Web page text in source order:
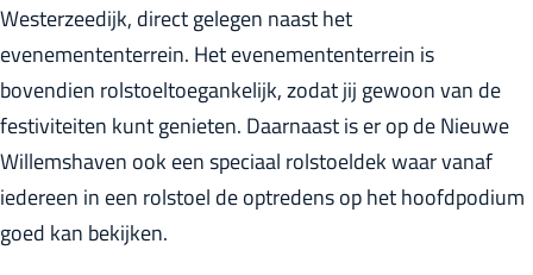
Westerzeedijk, direct gelegen naast het
evenemententerrein. Het evenemententerrein is
bovendien rolstoeltoegankelijk, zodat jij gewoon van de
festiviteiten kunt genieten. Daarnaast is er op de Nieuwe
Willemshaven ook een speciaal rolstoeldek waar vanaf
iedereen in een rolstoel de optredens op het hoofdpodium
goed kan bekijken.